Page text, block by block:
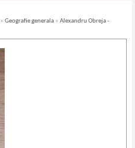
»Geografie generala »Alexandru Obreja -